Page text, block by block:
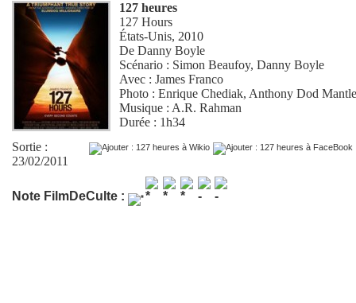
127 heures
127 Hours
États-Unis, 2010
DeDanny Boyle
Scénario : Simon Beaufoy,Danny Boyle
Avec :James Franco
Photo :Enrique Chediak, Anthony Dod
Musique : A.R. Rahman
Durée : 1h34
Sortie :
23/02/2011
Note FilmDeCulte :